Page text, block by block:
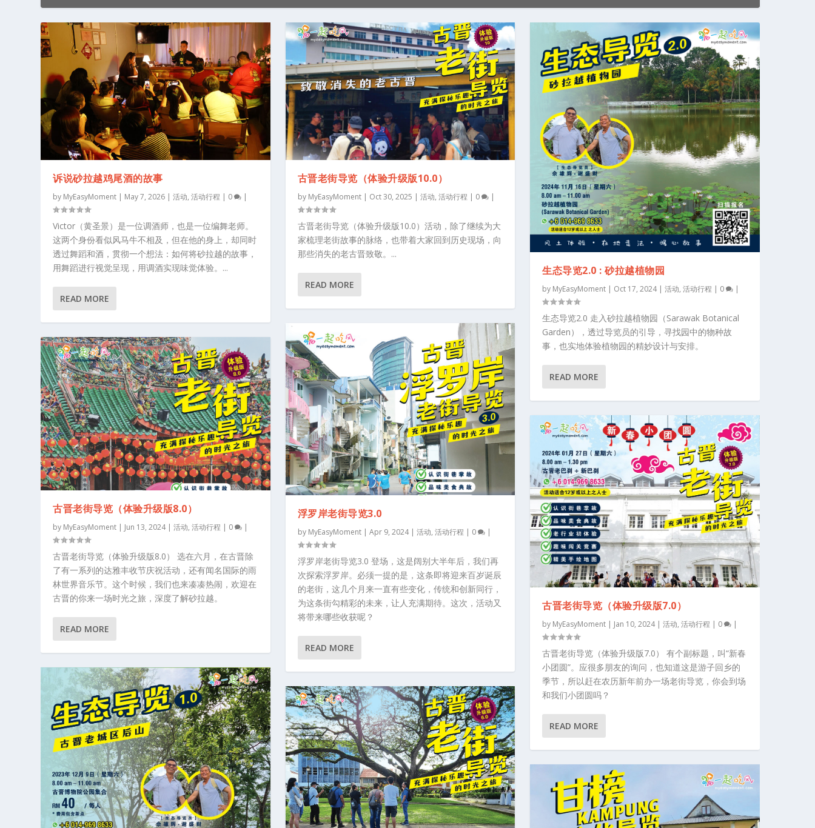
古晋老街导览（体验升级版10.0）
Posted byMyEasyMoment|Oct 30, 2025|活动 活动行程|0 |
诉说砂拉越鸡尾酒的故事
by MyEasyMoment | May 7, 2026 |活动,活动行程 | 0 |
Victor（黄圣景）是一位调酒师，也是一位编舞老师。
这两个身份看似风马牛不相及，但在他的身上，却同时
透过舞蹈和酒，贯彻一个想法：如何将砂拉越的故事，
用舞蹈进行视觉呈现，用调酒实现味觉体验。...
READ MORE
古晋老街导览（体验升级版8.0）
by MyEasyMoment | Jun 13, 2024|活动,活动行程 | 0 |
古晋老街导览（体验升级版8.0） 选在六月，在古晋除
了有一系列的达雅丰收节庆祝活动，还有闻名国际的雨
林世界音乐节。这个时候，我们也来凑凑热闹，欢迎在
古晋的你来一场时光之旅，深度了解砂拉越。
READ MORE
古晋老街导览（体验升级版10.0）
by MyEasyMoment| Oct 30, 2025 | 活动, 活动行程 | 0 |
古晋老街导览（体验升级版10.0）活动，除了继续为大
家梳理老街故事的脉络，也带着大家回到历史现场，向
那些消失的老古晋致敬。...
READ MORE
浮罗岸老街导览3.0
by MyEasyMoment| Apr 9, 2024| 活动, 活动行程 | 0 |
浮罗岸老街导览3.0 登场，这是阔别大半年后，我们再
次探索浮罗岸。必须一提的是，这条即将迎来百岁诞辰
的老街，这几个月来一直有些变化，传统和创新同行，
为这条街勾精彩的未来，让人充满期待。这次，活动又
将带来哪些收获呢？
READ MORE
生态导览2.0 : 砂拉越植物园
by MyEasyMoment | Oct 17, 2024|活动,活动行程 | 0 |
生态导览2.0 走入砂拉越植物园（Sarawak Botanical
Garden），透过导览员的引导，寻找园中的物种故
事，也实地体验植物园的精妙设计与安排。
READ MORE
古晋老街导览（体验升级版7.0）
by MyEasyMoment | Jan 10, 2024|活动,活动行程 | 0 |
古晋老街导览（体验升级版7.0） 有个副标题，叫“新春
小团圆”。应很多朋友的询问，也知道这是游子回乡的
季节，所以赶在农历新年前办一场老街导览，你会到场
和我们小团圆吗？
READ MORE